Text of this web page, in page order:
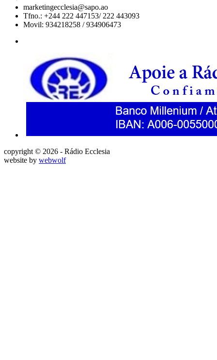
marketingecclesia@sapo.ao
Tfno.: +244 222 447153/ 222 443093
Movil: 934218258 / 934906473
copyright © 2026 - Rádio Ecclesia
website by webwolf